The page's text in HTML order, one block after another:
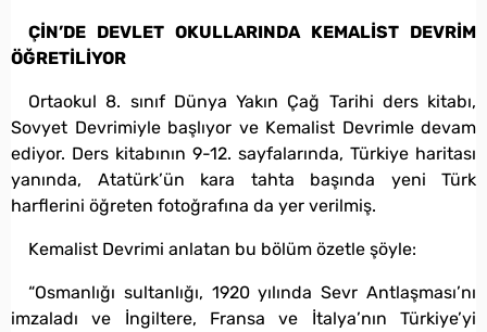
ÇİN’DE DEVLET OKULLARINDA KEMALİST DEVRİM
ÖĞRETİLİYOR
Ortaokul 8. sınıf Dünya Yakın Çağ Tarihi ders kitabı,
Sovyet Devrimiyle başlıyor ve Kemalist Devrimle devam
ediyor. Ders kitabının 9-12. sayfalarında, Türkiye haritası
yanında, Atatürk’ün kara tahta başında yeni Türk
harflerini öğreten fotoğrafına da yer verilmiş.
Kemalist Devrimi anlatan bu bölüm özetle şöyle:
“Osmanlığı sultanlığı, 1920 yılında Sevr Antlaşması’nı
imzaladı ve İngiltere, Fransa ve İtalya’nın Türkiye’yi